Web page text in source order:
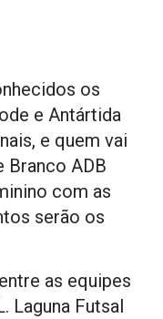
os
e Antártida
e quem vai
Branco ADB
com as
serão os
as equipes
Laguna Futsal